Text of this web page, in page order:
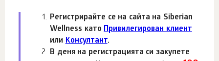
Регистрирайте се на сайта на Siberian
Wellness катоПривилегирован клиент
илиКонсултант.
В деня на регистрацията си закупете